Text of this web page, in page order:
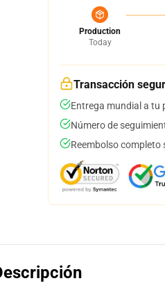
Production
Today
Transacción
Entrega mundial a tu
Número de
Reembolso completo